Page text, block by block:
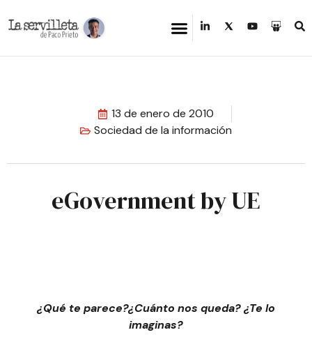
13 de enero de 2010
Sociedad de la información
eGovernment by UE
¿Qué te parece?¿Cuánto nos queda? ¿Te lo
imaginas?